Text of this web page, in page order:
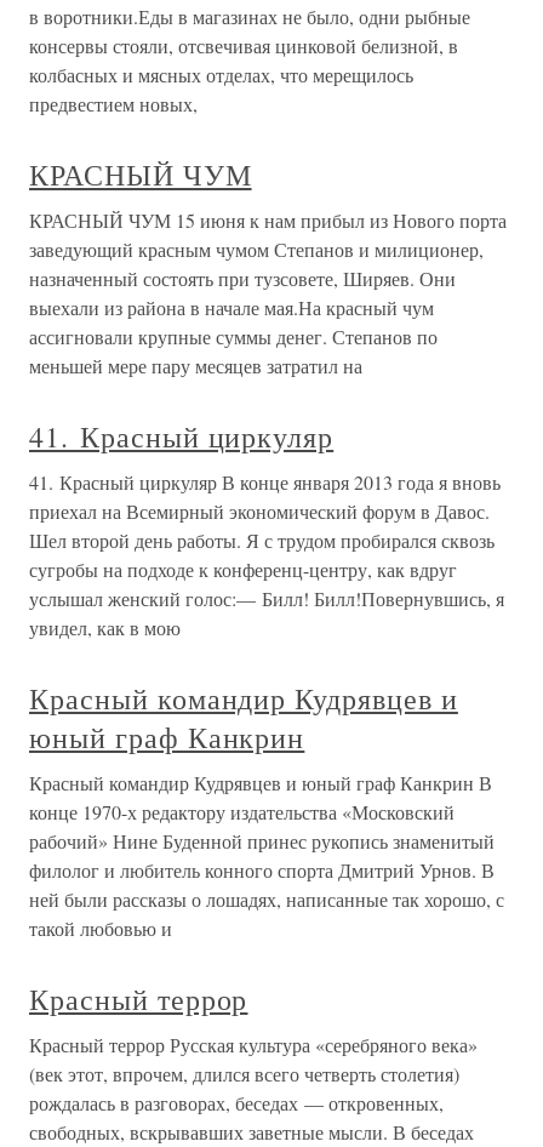
в воротники.Еды в магазинах не было, одни рыбные
консервы стояли, отсвечивая цинковой белизной, в
колбасных и мясных отделах, что мерещилось
предвестием новых,
КРАСНЫЙ ЧУМ
КРАСНЫЙ ЧУМ 15 июня к нам прибыл из Нового порта
заведующий красным чумом Степанов и милиционер,
назначенный состоять при тузсовете, Ширяев. Они
выехали из района в начале мая.На красный чум
ассигновали крупные суммы денег. Степанов по
меньшей мере пару месяцев затратил на
41. Красный циркуляр
41. Красный циркуляр В конце января 2013 года я вновь
приехал на Всемирный экономический форум в Давос.
Шел второй день работы. Я с трудом пробирался сквозь
сугробы на подходе к конференц-центру, как вдруг
услышал женский голос:— Билл! Билл!Повернувшись, я
увидел, как в мою
Красный командир Кудрявцев и
юный граф Канкрин
Красный командир Кудрявцев и юный граф Канкрин В
конце 1970-х редактору издательства «Московский
рабочий» Нине Буденной принес рукопись знаменитый
филолог и любитель конного спорта Дмитрий Урнов. В
ней были рассказы о лошадях, написанные так хорошо, с
такой любовью и
Красный террор
Красный террор Русская культура «серебряного века»
(век этот, впрочем, длился всего четверть столетия)
рождалась в разговорах, беседах — откровенных,
свободных, вскрывавших заветные мысли. В беседах